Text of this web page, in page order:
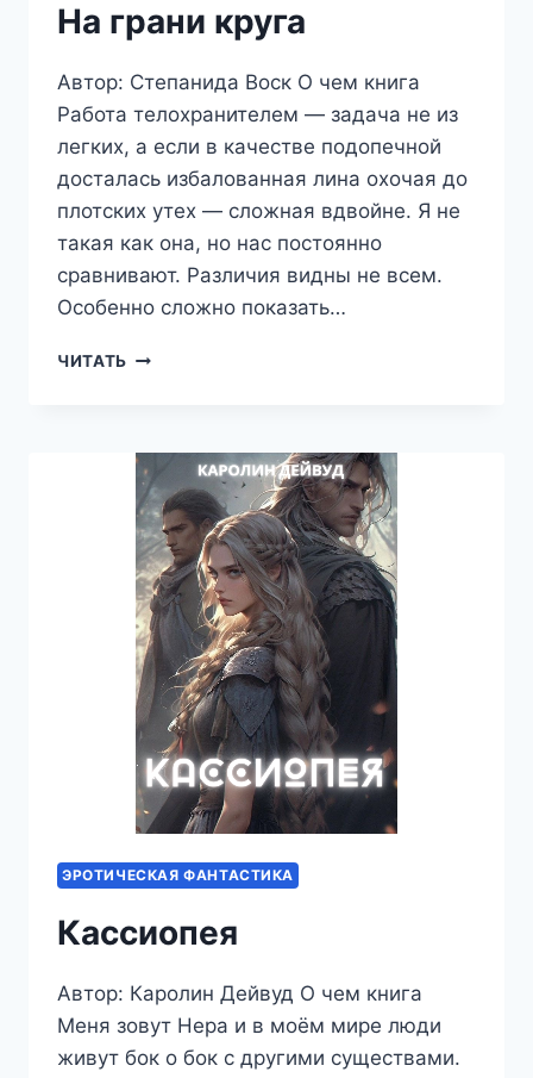
На грани круга
Автор: Степанида Воск О чем книга
Работа телохранителем — задача не из
легких, а если в качестве подопечной
досталась избалованная лина охочая до
плотских утех — сложная вдвойне. Я не
такая как она, но нас постоянно
сравнивают. Различия видны не всем.
Особенно сложно показать…
ЧИТАТЬ НА
ЭРОТИЧЕСКАЯ ФАНТАСТИКА
Кассиопея
Автор: Каролин Дейвуд О чем книга
Меня зовут Нера и в моём мире люди
живут бок о бок с другими существами.